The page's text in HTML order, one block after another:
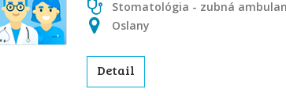
Stomatológia - zubná
Oslany
Detail